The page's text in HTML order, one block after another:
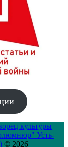
культуры
Усть-
© 2026